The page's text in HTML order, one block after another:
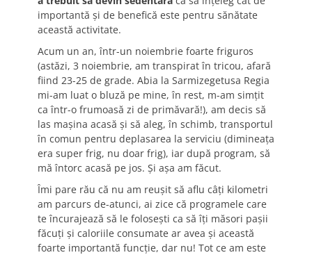
importantă și de benefică este pentru sănătate
această activitate.
Acum un an, într-un noiembrie foarte friguros
(astăzi, 3 noiembrie, am transpirat în tricou, afară
fiind 23-25 de grade. Abia la Sarmizegetusa Regia
mi-am luat o bluză pe mine, în rest, m-am simțit
ca într-o frumoasă zi de primăvară!), am decis să
las mașina acasă și să aleg, în schimb, transportul
în comun pentru deplasarea la serviciu (dimineața
era super frig, nu doar frig), iar după program, să
mă întorc acasă pe jos. Și așa am făcut.
Îmi pare rău că nu am reușit să aflu câți kilometri
am parcurs de-atunci, ai zice că programele care
te încurajează să le folosești ca să îți măsori pașii
făcuți și caloriile consumate ar avea și această
foarte importantă funcție, dar nu! Tot ce am este